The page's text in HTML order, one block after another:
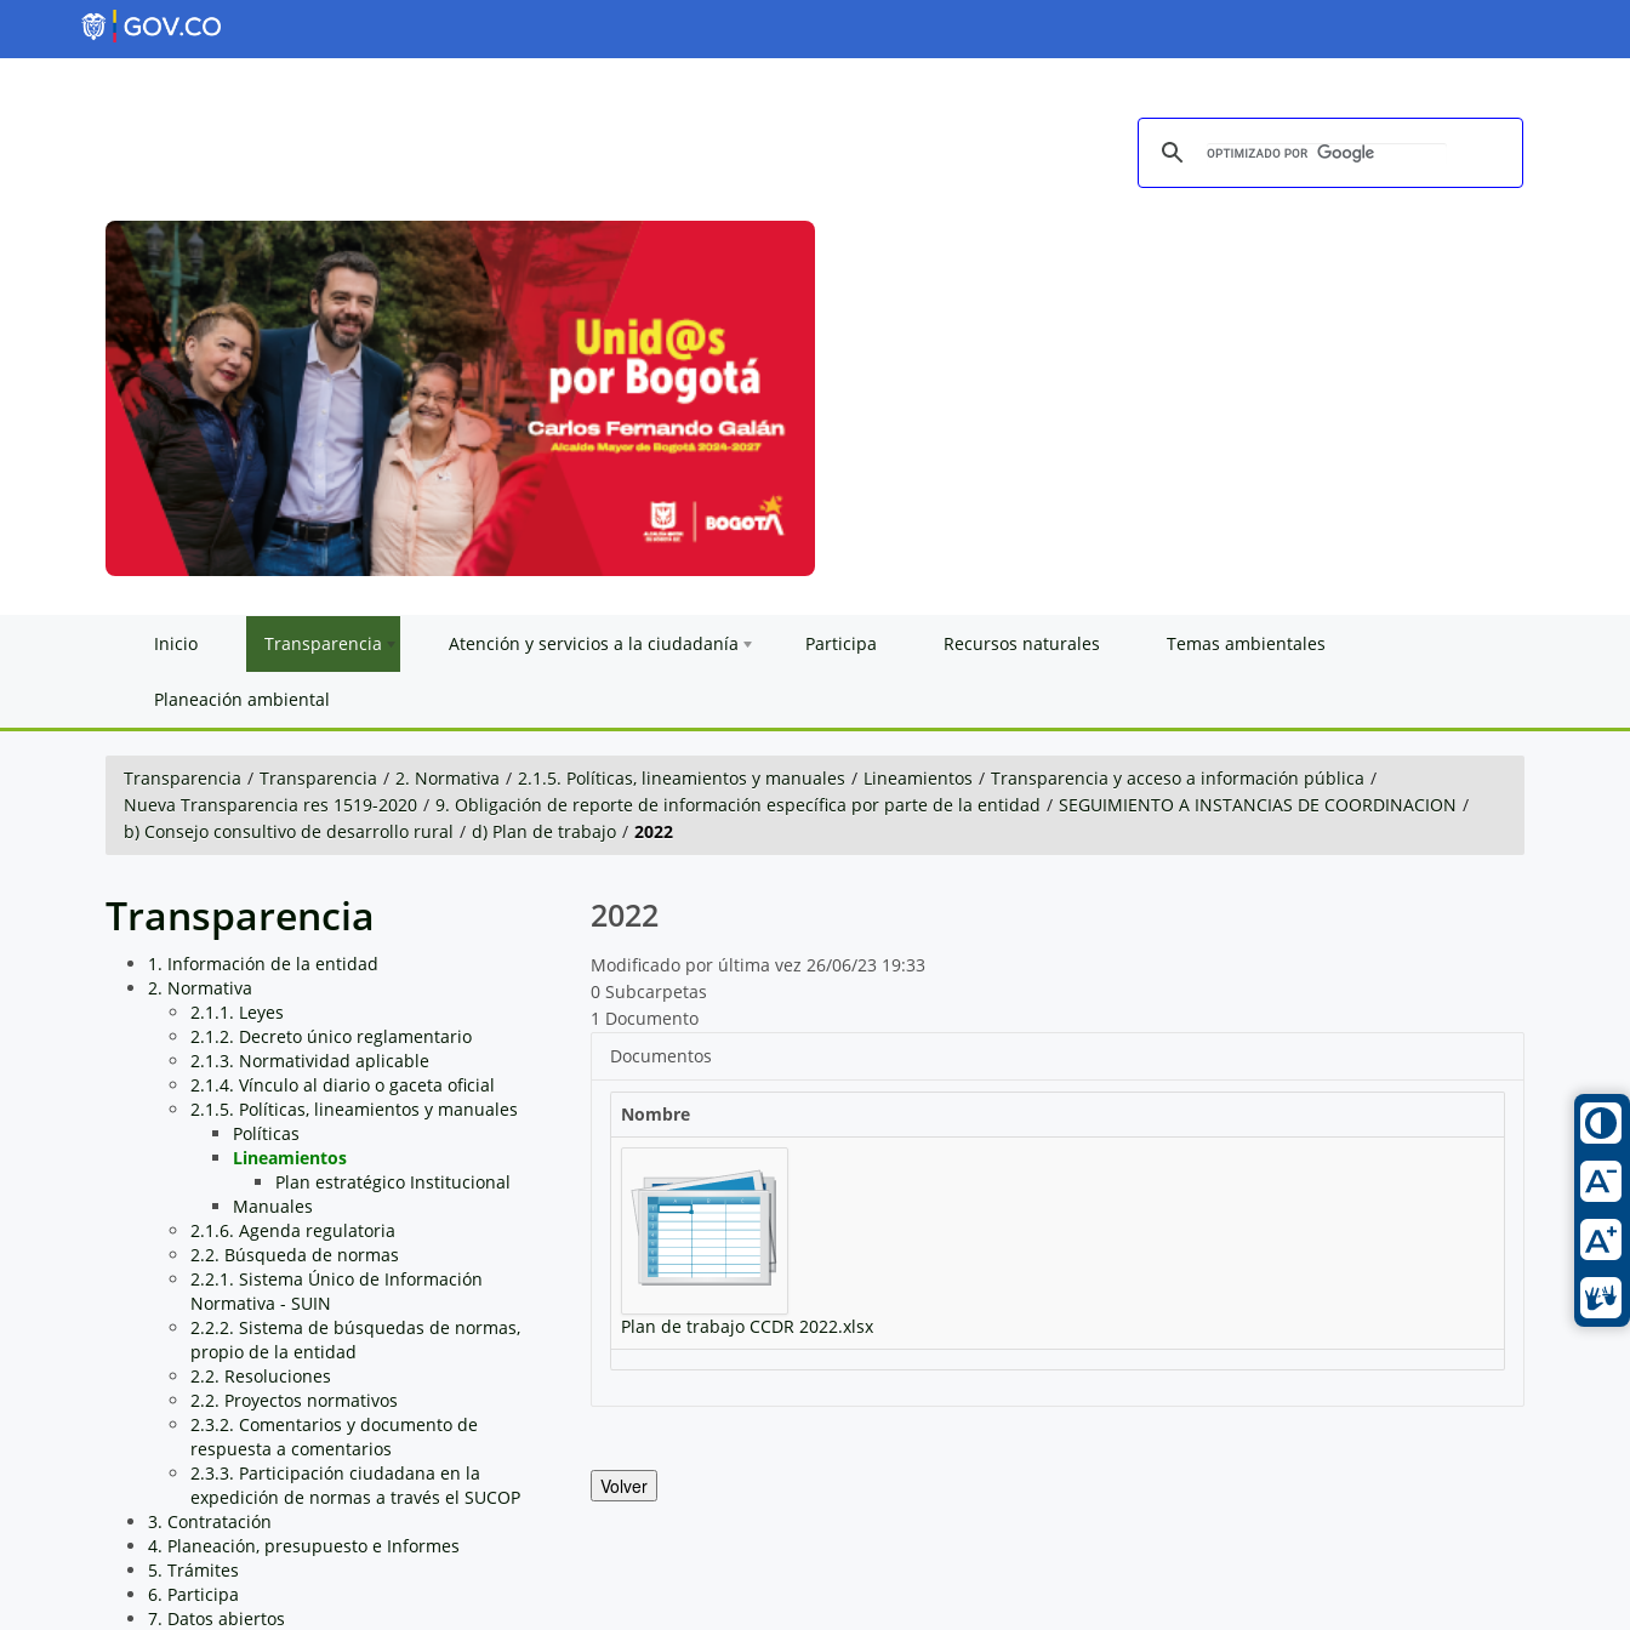
Inicio Transparencia Atención y servicios a la ciudadanía Participa Recursos naturales Temas ambientales
Planeación ambiental
Transparencia / Transparencia / 2. Normativa / 2.1.5. Políticas, lineamientos y manuales / Lineamientos / Transparencia y acceso a información pública /
Nueva Transparencia res 1519-2020 / 9. Obligación de reporte de información específica por parte de la entidad / SEGUIMIENTO A INSTANCIAS DE COORDINACION /
b) Consejo consultivo de desarrollo rural / d) Plan de trabajo / 2022
Transparencia
1. Información de la entidad
2. Normativa
2.1.1. Leyes
2.1.2. Decreto único reglamentario
2.1.3. Normatividad aplicable
2.1.4. Vínculo al diario o gaceta oficial
2.1.5. Políticas, lineamientos y manuales
Políticas
Lineamientos
Plan estratégico Institucional
Manuales
2.1.6. Agenda regulatoria
2.2. Búsqueda de normas
2.2.1. Sistema Único de Información
Normativa - SUIN
2.2.2. Sistema de búsquedas de normas,
propio de la entidad
2.2. Resoluciones
2.2. Proyectos normativos
2.3.2. Comentarios y documento de
respuesta a comentarios
2.3.3. Participación ciudadana en la
expedición de normas a través el SUCOP
3. Contratación
4. Planeación, presupuesto e Informes
5. Trámites
6. Participa
7. Datos abiertos
2022
Modificado por última vez 26/06/23 19:33
0 Subcarpetas
1 Documento
Documentos
Nombre
Plan de trabajo CCDR 2022.xlsx
Volver